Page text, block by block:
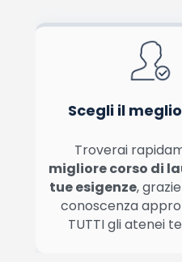
Scegli il meglio
Troverai
migliore corso di
tue esigenze,
conoscenza
TUTTI gli atenei